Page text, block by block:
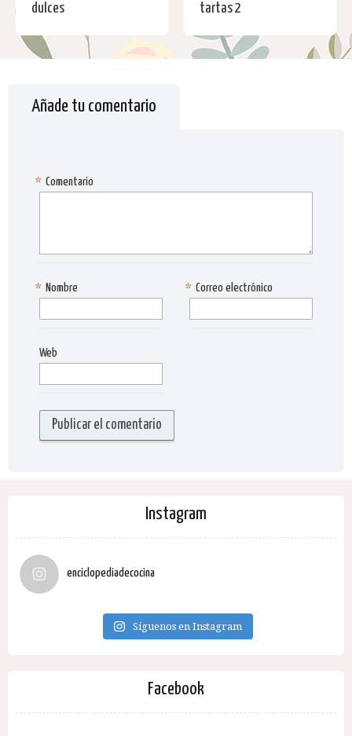
dulces
tartas 2
Añade tu comentario
Comentario
*
Nombre
* Correo electrónico
*
Web
Instagram
enciclopediadecocina
Síguenos en Instagram
Facebook